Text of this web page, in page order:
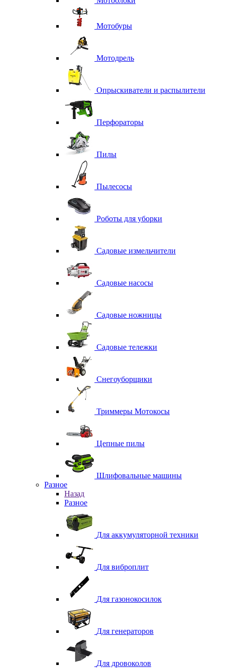
Мотобуры
Мотодрель
Опрыскиватели и распылители
Перфораторы
Пилы
Пылесосы
Роботы для уборки
Садовые измельчители
Садовые насосы
Садовые ножницы
Садовые тележки
Снегоуборщики
Триммеры Мотокосы
Цепные пилы
Шлифовальные машины
Разное
Назад
Разное
Для аккумуляторной техники
Для виброплит
Для газонокосилок
Для генераторов
Для дровоколов